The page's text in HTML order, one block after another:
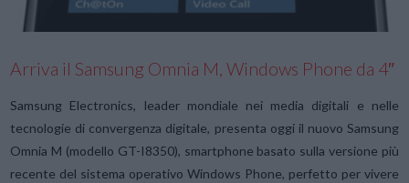
Arriva il Samsung Omnia M, Windows Phone da 4″
Samsung Electronics, leader mondiale nei media digitali e nelle
tecnologie di convergenza digitale, presenta oggi il nuovo Samsung
Omnia M (modello GT-I8350), smartphone basato sulla versione più
recente del sistema operativo Windows Phone, perfetto per vivere